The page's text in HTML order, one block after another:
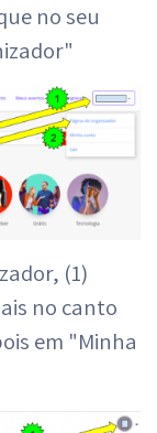
no seu
(1)
no canto
em "Minha